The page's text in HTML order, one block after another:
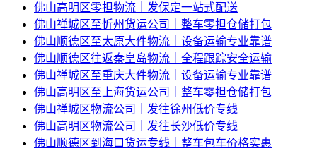
佛山高明区零担物流｜发保定一站式配送
佛山禅城区至忻州货运公司｜整车零担仓储打包
佛山顺德区至太原大件物流｜设备运输专业靠谱
佛山顺德区往返秦皇岛物流｜全程跟踪安全运输
佛山禅城区至重庆大件物流｜设备运输专业靠谱
佛山高明区至上海货运公司｜整车零担仓储打包
佛山禅城区物流公司｜发往徐州低价专线
佛山高明区物流公司｜发往长沙低价专线
佛山顺德区到海口货运专线｜整车包车价格实惠